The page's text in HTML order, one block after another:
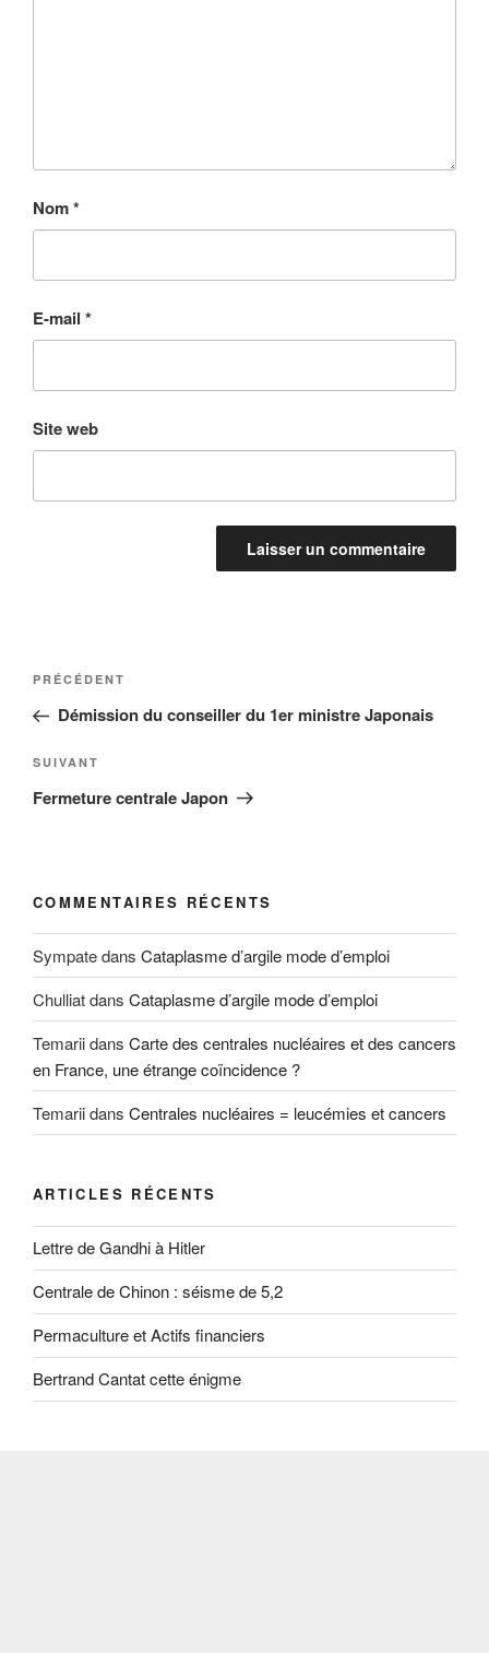
Nom*
E-mail *
Site web
Navigation
l’article
Article
précédent
PRÉCÉDENT
Démission du conseiller du 1er ministre Japonais
Article
suivant
SUIVANT
Fermeture centrale Japon
COMMENTAIRES RÉCENTS
Sympatedans Cataplasme d’argile mode d’emploi
Chulliatdans Cataplasme d’argile mode d’emploi
Temariidans Carte des centrales nucléaires et des cancers
en France, une étrange coïncidence ?
Temariidans Centrales nucléaires = leucémies et cancers
ARTICLES RÉCENTS
Lettre de Gandhi à Hitler
Centrale de Chinon : séisme de 5,2
Permaculture et Actifs financiers
Bertrand Cantat cette énigme